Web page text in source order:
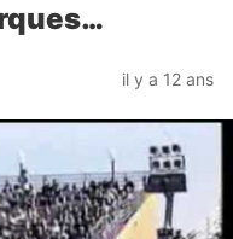
il y a 12 ans